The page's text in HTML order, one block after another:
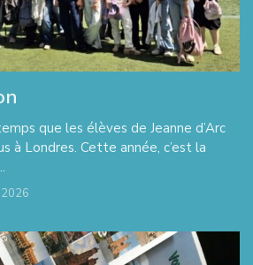
que les élèves de Jeanne d’Arc
à Londres. Cette année, c’est la